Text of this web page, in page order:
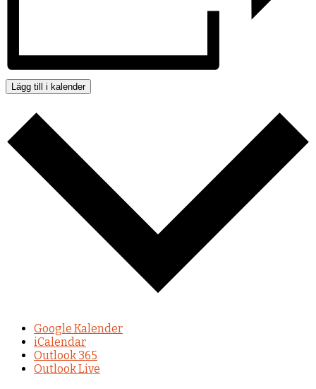
Lägg till i kalender
Google Kalender
iCalendar
Outlook 365
Outlook Live